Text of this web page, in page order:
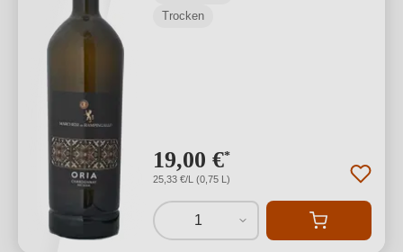
Trocken
19,00 €*
25,33 €/L (0,75 L)
1